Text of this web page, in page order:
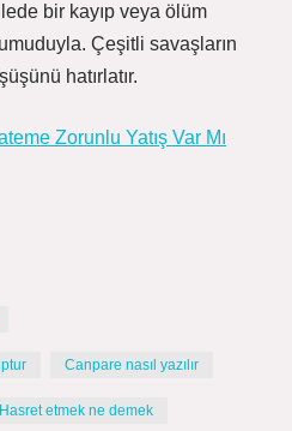
bir kayıp veya ölüm
Çeşitli savaşların
hatırlatır.
Zorunlu Yatış Var Mı
Canpare nasıl yazılır
Hasret etmek ne demek